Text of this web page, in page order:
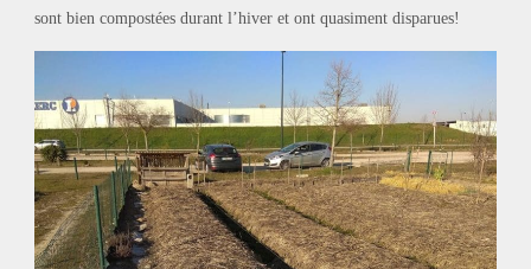
sont bien compostées durant l’hiver et ont quasiment disparues!